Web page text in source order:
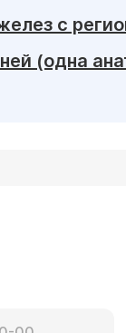
с
(одна